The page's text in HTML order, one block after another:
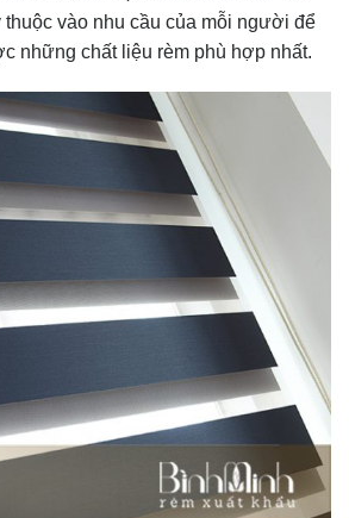
thuộc vào nhu cầu của mỗi người để
những chất liệu rèm phù hợp nhất.